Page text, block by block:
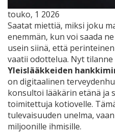
touko, 1 2026
Saatat miettiä, miksi joku
enemmän, kun voi saada
usein siinä, että
vaatii odottelua. Nyt
Yleislääkkeiden
on digitaalinen
konsultoi lääkärin etänä ja
toimitettuja kotiovelle.
tulevaisuuden unelma,
miljoonille ihmisille.